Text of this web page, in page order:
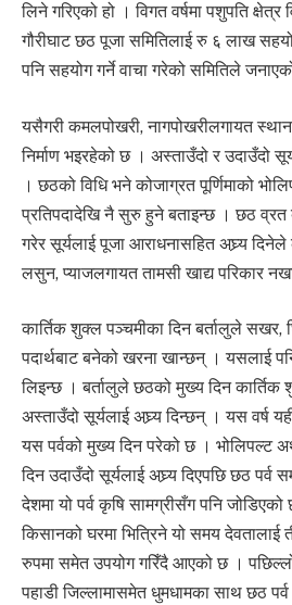
लिने गरिएको हो । विगत वर्षमा पशुपति
गौरीघाट छठ पूजा समितिलाई रु ६ लाख
पनि सहयोग गर्ने वाचा गरेको समितिले
यसैगरी कमलपोखरी, नागपोखरीलगायत
निर्माण भइरहेको छ । अस्ताउँदो र उदाउँदो
। छठको विधि भने कोजाग्रत पूर्णिमाको
प्रतिपदादेखि नै सुरु हुने बताइन्छ । छठ
गरेर सूर्यलाई पूजा आराधनासहित अघ्र्य
लसुन, प्याजलगायत तामसी खाद्य परिकार
कार्तिक शुक्ल पञ्चमीका दिन बर्तालुले सखर,
पदार्थबाट बनेको खरना खान्छन् । यसलाई
लिइन्छ । बर्तालुले छठको मुख्य दिन कार्तिक
अस्ताउँदो सूर्यलाई अघ्र्य दिन्छन् । यस वर्ष
यस पर्वको मुख्य दिन परेको छ । भोलिपल्ट
दिन उदाउँदो सूर्यलाई अघ्र्य दिएपछि छठ
देशमा यो पर्व कृषि सामग्रीसँग पनि
किसानको घरमा भित्रिने यो समय
रुपमा समेत उपयोग गरिँदै आएको छ ।
पहाडी जिल्लामासमेत धुमधामका साथ छठ